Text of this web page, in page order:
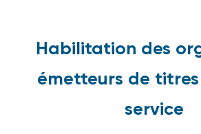
Habilitation des
émetteurs de
service